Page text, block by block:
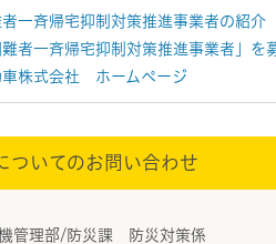
一斉帰宅抑制対策推進事業者の紹介
難者一斉帰宅抑制対策推進事業者」を
車株式会社 ホームページ
ついてのお問い合わせ
管理部/防災課 防災対策係